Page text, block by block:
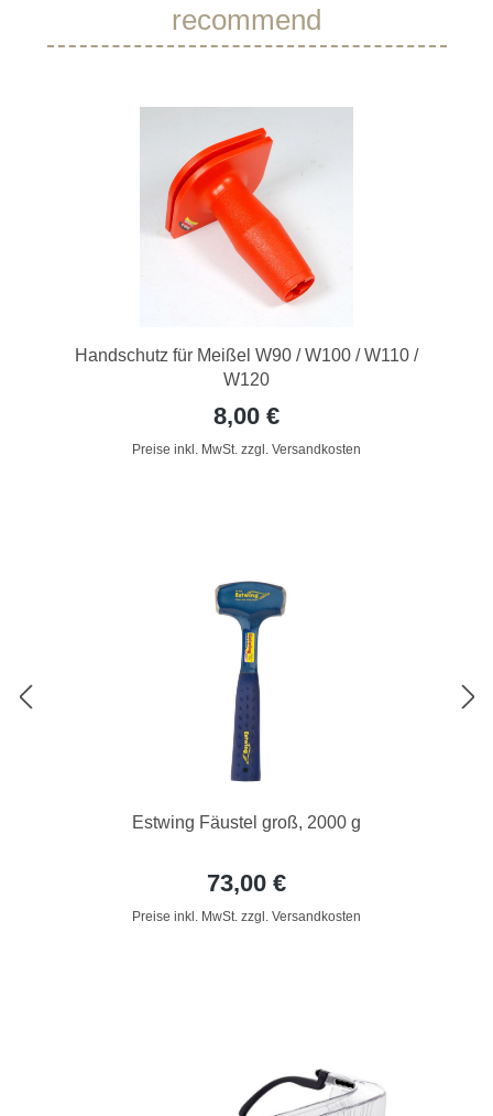
recommend
Handschutz für Meißel W90 / W100 / W110 /
W120
8,00 €
Preise inkl. MwSt. zzgl. Versandkosten
Estwing Fäustel groß, 2000 g
73,00 €
Preise inkl. MwSt. zzgl. Versandkosten